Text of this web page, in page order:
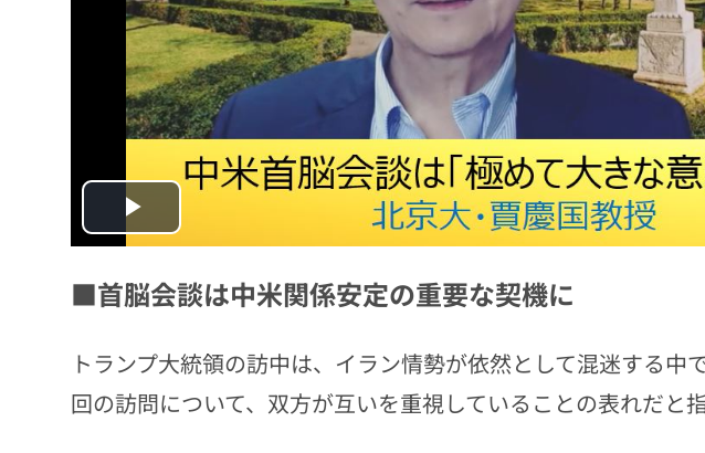
Play
Video
■首脳会談は中米関係安定の重要な契機に
トランプ大統領の訪中は、イラン情勢が依然として混迷する中
回の訪問について、双方が互いを重視していることの表れだと指